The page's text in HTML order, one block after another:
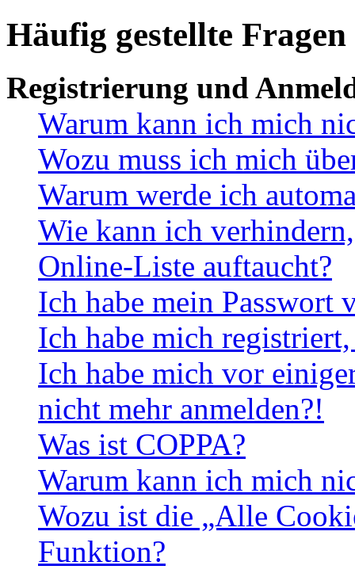
Häufig gestellte Fragen
Registrierung und
Warum kann ich mich
Wozu muss ich mich
Warum werde ich
Wie kann ich
Online-Liste auftaucht?
Ich habe mein Passwort
Ich habe mich
Ich habe mich vor
nicht mehr anmelden?!
Was ist COPPA?
Warum kann ich mich
Wozu ist die „Alle
Funktion?